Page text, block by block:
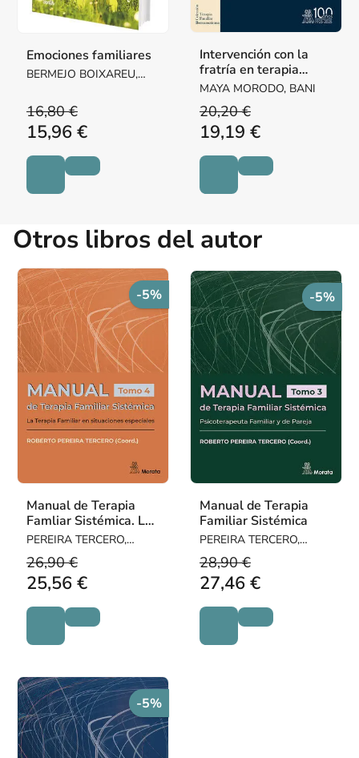
Emociones familiares
BERMEJO BOIXAREU,
16,80 €
15,96 €
Intervención con la
fratría en terapia
sistémica. Entre lazos
MAYA MORODO, BANI
20,20 €
19,19 €
Otros libros del autor
-5%
Manual de Terapia
Famliar Sistémica. La
Terapia Familiar en
PEREIRA TERCERO,
ROBERTO
26,90 €
25,56 €
-5%
Manual de Terapia
Familiar Sistémica
PEREIRA TERCERO,
ROBERTO
28,90 €
27,46 €
-5%